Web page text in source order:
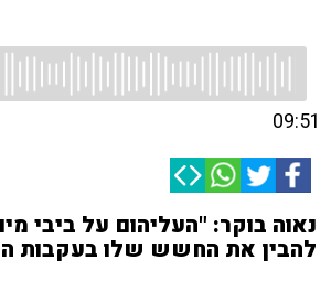
09:51
נאוה בוקר: "העליהום על ביבי
להבין את החשש שלו בעקבות